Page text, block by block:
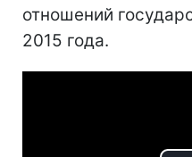
отношений
2015 года.